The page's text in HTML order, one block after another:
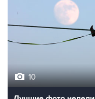
Лучшие фото недели